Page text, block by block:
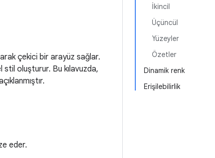
İkincil
Üçüncül
Yüzeyler
Özetler
Dinamik renk
Erişilebilirlik
çekici bir arayüz sağlar.
oluşturur. Bu kılavuzda,
eder.